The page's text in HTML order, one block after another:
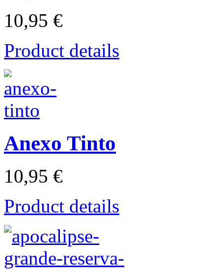
10,95 €
Product details
Anexo Tinto
10,95 €
Product details